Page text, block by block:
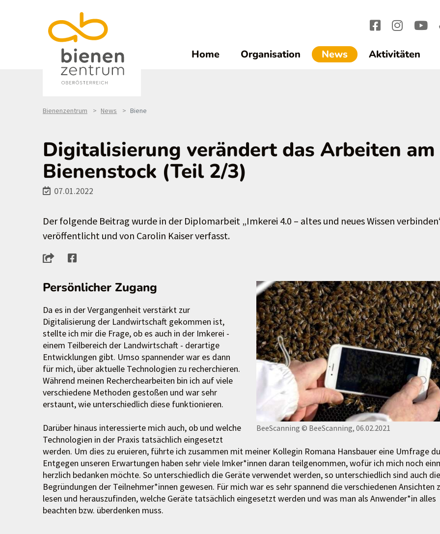
Home Organisation News(current)1
Aktivitäten
Bienenzentrum News Biene
Digitalisierung verändert das Arbeiten am
Bienenstock (Teil 2/3)
07.01.2022
Der folgende Beitrag wurde in der Diplomarbeit „Imkerei 4.0 – altes und neues Wissen
veröffentlicht und von Carolin Kaiser verfasst.
BeeScanning © BeeScanning, 06.02.2021
Persönlicher Zugang
Da es in der Vergangenheit verstärkt zur
Digitalisierung der Landwirtschaft gekommen ist,
stellte ich mir die Frage, ob es auch in der Imkerei -
einem Teilbereich der Landwirtschaft - derartige
Entwicklungen gibt. Umso spannender war es dann
für mich, über aktuelle Technologien zu recherchieren.
Während meinen Recherchearbeiten bin ich auf viele
verschiedene Methoden gestoßen und war sehr
erstaunt, wie unterschiedlich diese funktionieren.
Darüber hinaus interessierte mich auch, ob und welche
Technologien in der Praxis tatsächlich eingesetzt
werden. Um dies zu eruieren, führte ich zusammen mit meiner Kollegin Romana Hansbauer eine Umfrage
Entgegen unseren Erwartungen haben sehr viele Imker*innen daran teilgenommen, wofür ich mich noch
herzlich bedanken möchte. So unterschiedlich die Geräte verwendet werden, so unterschiedlich sind auch die
Begründungen der Teilnehmer*innen gewesen. Für mich war es sehr spannend die verschiedenen Ansichten
lesen und herauszufinden, welche Geräte tatsächlich eingesetzt werden und was man als Anwender*in alles
beachten bzw. überdenken muss.